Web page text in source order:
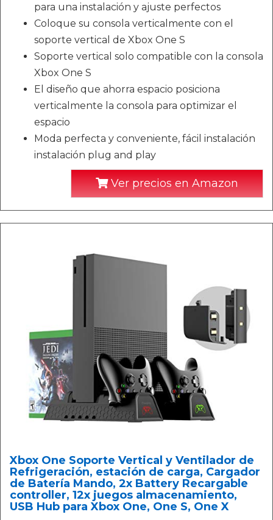
para una instalación y ajuste perfectos
Coloque su consola verticalmente con el
soporte vertical de Xbox One S
Soporte vertical solo compatible con la consola
Xbox One S
El diseño que ahorra espacio posiciona
verticalmente la consola para optimizar el
espacio
Moda perfecta y conveniente, fácil instalación
instalación plug and play
Ver precios en Amazon
Xbox One Soporte Vertical y Ventilador de
Refrigeración, estación de carga, Cargador
de Batería Mando, 2x Battery Recargable
controller, 12x juegos almacenamiento,
USB Hub para Xbox One, One S, One X